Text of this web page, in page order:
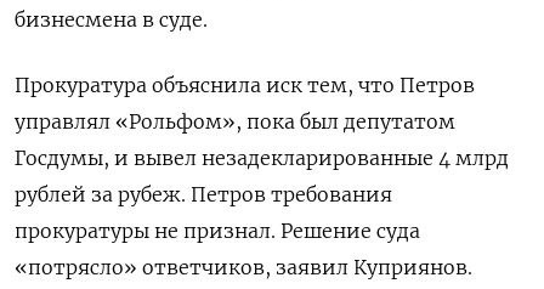
бизнесмена в суде.
Прокуратура объяснила иск тем, что Петров
управлял «Рольфом», пока был депутатом
Госдумы, и вывел незадекларированные 4 млрд
рублей за рубеж. Петров требования
прокуратуры не признал. Решение суда
«потрясло» ответчиков, заявил Куприянов.